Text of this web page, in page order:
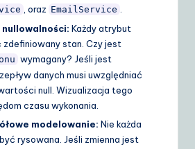
, oraz EmailService
Każdy atrybut
zdefiniowany stan. Czy jest
wymagany? Jeśli jest
danych musi uwzględniać
null. Wizualizacja tego
czasu wykonania.
modelowanie: Nie każda
rysowana. Jeśli zmienna jest